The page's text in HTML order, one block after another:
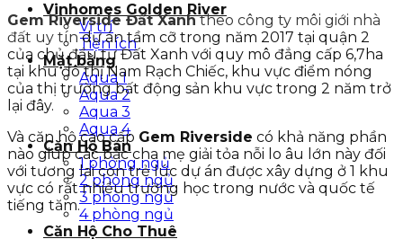
Vinhomes Golden River
Vị trí
Tiện ích
Mặt bằng
Aqua 1
Aqua 2
Aqua 3
Aqua 4
Căn Hộ Bán
1 phòng ngủ
2 phòng ngủ
3 phòng ngủ
4 phòng ngủ
Căn Hộ Cho Thuê
Gem Riverside Đất Xanhtheo công ty môi giới nhà
đất uy tíndự án tầm cỡ trong năm 2017 tại quận 2
của chủ đầu tư Đất Xanh với quy mô đẳng cấp 6,7ha
tại khu đô thị Nam Rạch Chiếc, khu vực điểm nóng
của thị trường bất động sản khu vực trong 2 năm trở
lại đây.
Và căn hộ cao cấp Gem Riverside có khả năng phần
nào giúp các bậc cha mẹ giải tỏa nỗi lo âu lớn này đối
với tương lai con trẻ lúc dự án được xây dựng ở 1 khu
vực có rất nhiều trường học trong nước và quốc tế
tiếng tăm.